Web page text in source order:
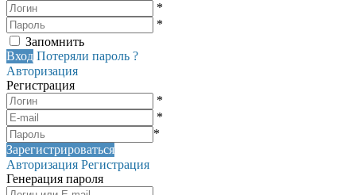
*
*
Запомнить
Вход Потеряли пароль ?
Авторизация
Регистрация
*
*
*
Зарегистрироваться
Авторизация Регистрация
Генерация пароля